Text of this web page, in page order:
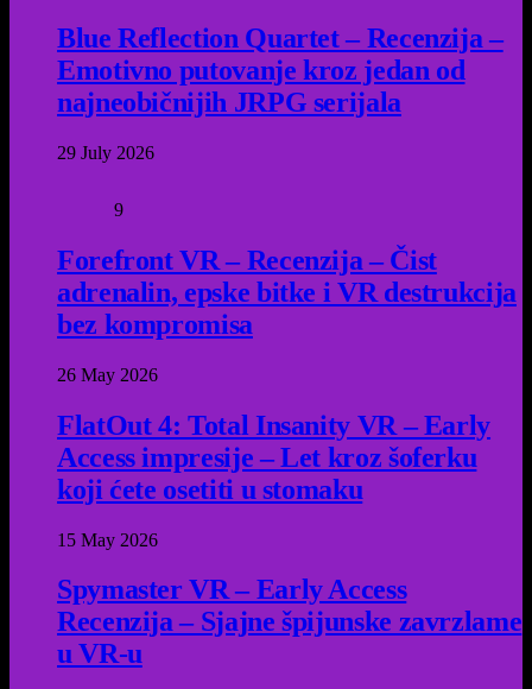
Blue Reflection Quartet – Recenzija –
Emotivno putovanje kroz jedan od
najneobičnijih JRPG serijala
29 July 2026
9
Forefront VR – Recenzija – Čist
adrenalin, epske bitke i VR destrukcija
bez kompromisa
26 May 2026
FlatOut 4: Total Insanity VR – Early
Access impresije – Let kroz šoferku
koji ćete osetiti u stomaku
15 May 2026
Spymaster VR – Early Access
Recenzija – Sjajne špijunske zavrzlame
u VR-u